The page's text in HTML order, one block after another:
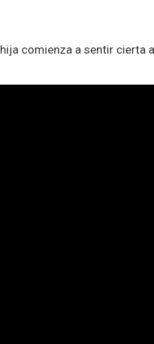
comienza a sentir cierta